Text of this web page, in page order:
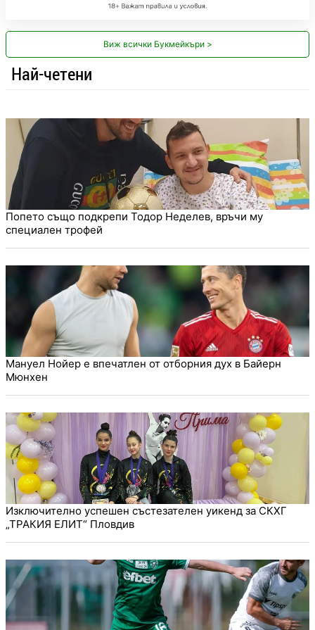
Виж всички Букмейкъри >
Най-четени
Попето също подкрепи Тодор Неделев, връчи му
специален трофей
Мануел Нойер е впечатлен от отборния дух в Байерн
Мюнхен
Изключително успешен състезателен уикенд за СКХГ
„ТРАКИЯ ЕЛИТ“ Пловдив